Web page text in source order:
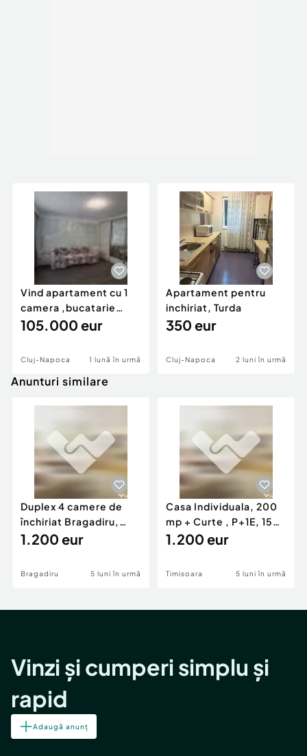
Vind apartament cu 1
camera ,bucatarie
,1baie sup.30mp. I...
105.000 eur
Cluj-Napoca 1 lună în urmă
Apartament pentru
inchiriat, Turda
350 eur
Cluj-Napoca 2 luni în urmă
Anunturi similare
Duplex 4 camere de
închiriat Bragadiru,
curte 100 mp, pa...
1.200 eur
Bragadiru 5 luni în urmă
Casa Individuala, 200
mp + Curte , P+1E, 150
mp, zona Girocu
1.200 eur
Timisoara 5 luni în urmă
Vinzi și cumperi simplu și
rapid
Adaugă anunț